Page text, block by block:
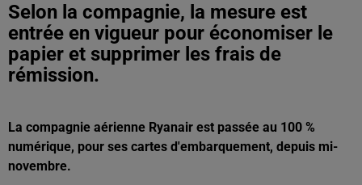
Selon la compagnie, la mesure est
entrée en vigueur pour économiser le
papier et supprimer les frais de
rémission.
La compagnie aérienne Ryanair est passée au 100 %
numérique, pour ses cartes d'embarquement, depuis mi-
novembre.